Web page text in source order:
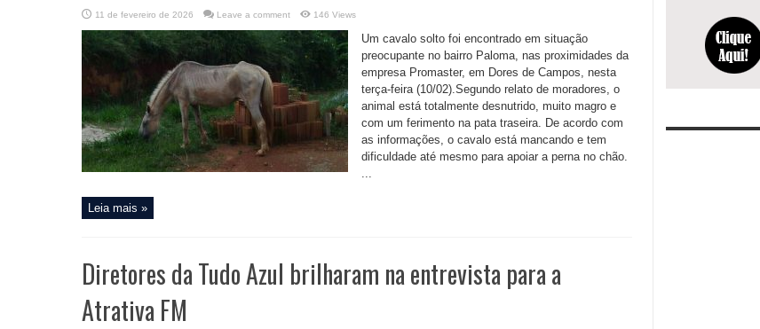
11 de fevereiro de 2026 Leave a comment 146 Views
Um cavalo solto foi encontrado em situação
preocupante no bairro Paloma, nas proximidades da
empresa Promaster, em Dores de Campos, nesta
terça-feira (10/02).Segundo relato de moradores, o
animal está totalmente desnutrido, muito magro e
com um ferimento na pata traseira. De acordo com
as informações, o cavalo está mancando e tem
dificuldade até mesmo para apoiar a perna no chão.
Leia mais »
Diretores da Tudo Azul brilharam na entrevista para a
Atrativa FM